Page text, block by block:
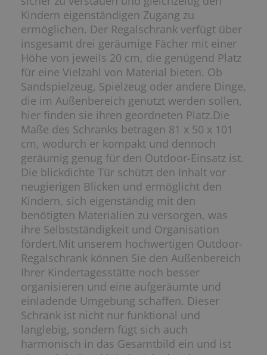
Kindern eigenständigen Zugang zu
ermöglichen. Der Regalschrank verfügt über
insgesamt drei geräumige Fächer mit einer
Höhe von jeweils 20 cm, die genügend Platz
für eine Vielzahl von Material bieten. Ob
Sandspielzeug, Spielzeug oder andere Dinge,
die im Außenbereich genutzt werden sollen,
hier finden sie ihren geordneten Platz.Die
Maße des Schranks betragen 81 x 50 x 101
cm, wodurch er kompakt und dennoch
geräumig genug für den Outdoor-Einsatz ist.
Die blickdichte Tür schützt den Inhalt vor
neugierigen Blicken und ermöglicht den
Kindern, sich eigenständig mit den
benötigten Materialien zu versorgen, was
ihre Selbstständigkeit und Organisation
fördert.Mit unserem hochwertigen Outdoor-
Regalschrank können Sie den Außenbereich
Ihrer Kindertagesstätte noch besser
organisieren und eine aufgeräumte und
einladende Umgebung schaffen. Dieser
Schrank ist nicht nur funktional und
langlebig, sondern fügt sich auch
harmonisch in das Gesamtbild ein und ist